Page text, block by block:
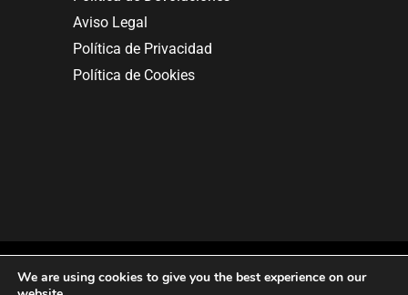
Aviso Legal
Política de Privacidad
Política de Cookies
We are using cookies to give you the best experience on our